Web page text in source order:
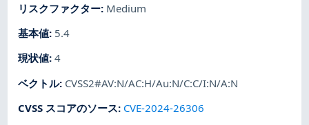
リスクファクター: Medium
基本値: 5.4
現状値:4
ベクトル: CVSS2#AV:N/AC:H/Au:N/C:C/I:N/A:N
CVSS スコアのソース: CVE-2024-26306